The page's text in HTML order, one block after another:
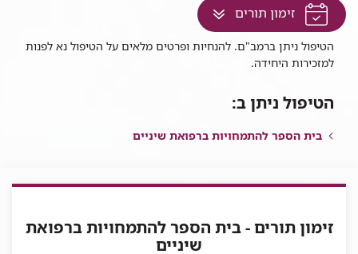
תפריט
זימון תוריםלחץ
למעבר
לתוכן
הטיפול ניתן ברמב"ם. להנחיות ופרטים מלאים על הטיפול נא לפנות
למזכירות היחידה.
הטיפול ניתן ב:
בית הספר להתמחויות ברפואת שיניים
זימון תורים - בית הספר להתמחויות ברפואת
שיניים